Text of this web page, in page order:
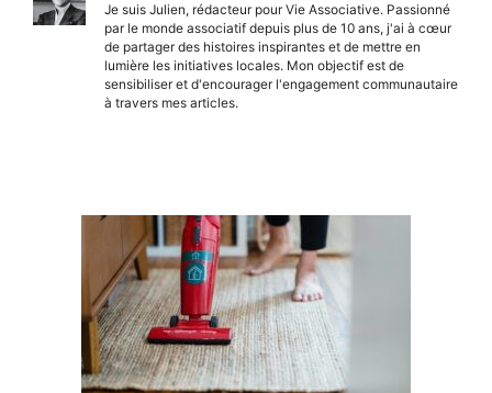
Je suis Julien, rédacteur pour Vie Associative. Passionné
par le monde associatif depuis plus de 10 ans, j'ai à cœur
de partager des histoires inspirantes et de mettre en
lumière les initiatives locales. Mon objectif est de
sensibiliser et d'encourager l'engagement communautaire
à travers mes articles.